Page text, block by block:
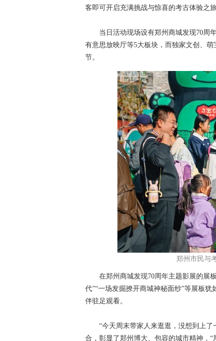
客即可开启充满挑战与惊喜的考古体验之旅
当日活动现场设有郑州商城发现70周年
有意思放映厅等5大板块，而独家文创、
节。
郑州市民与
在郑州商城发现70周年主题影展的展板
代”“一场发掘撩开商城神秘面纱”等展板
伴驻足观看。
“今天周末带家人来逛逛，没想到上了
合，彰显了郑州博大、包容的城市精神，